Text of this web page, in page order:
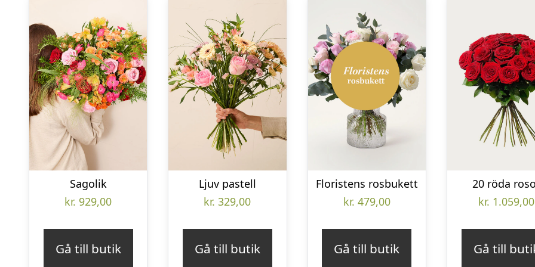
Sagolik
kr. 929,00
Gå till butik
Ljuv pastell
kr. 329,00
Gå till butik
Floristens rosbukett
kr. 479,00
Gå till butik
20 röda
kr. 1.059,00
Gå till